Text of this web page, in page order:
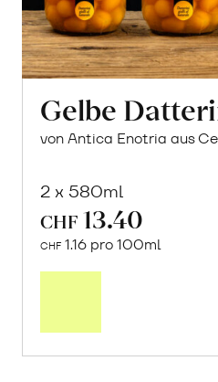
Gelbe
von Antica Enotria aus
2 x 580ml
CHF 13.40
CHF 1.16 pro 100ml